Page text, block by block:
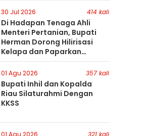
30 Jul 2026 414 kali
Di Hadapan Tenaga Ahli
Menteri Pertanian, Bupati
Herman Dorong Hilirisasi
Kelapa dan Paparkan
Besarnya Potensi Pertanian
Inhil
01 Agu 2026 357 kali
Bupati Inhil dan Kopalda
Riau Silaturahmi Dengan
KKSS
01 Agu 2026 321 kali